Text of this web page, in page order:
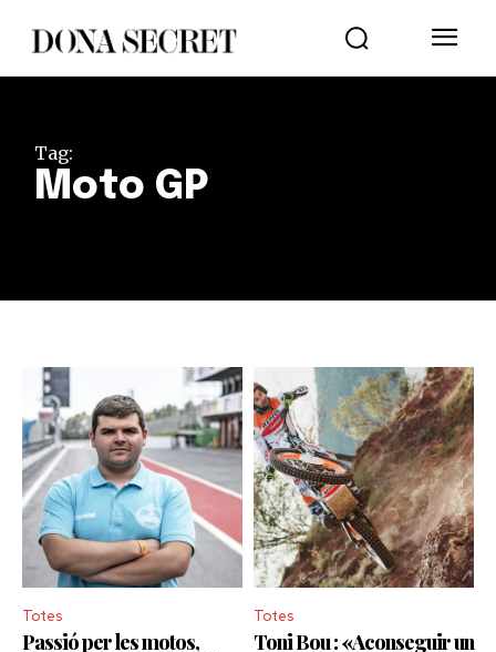
Tag:
Moto GP
Totes
Passió per les motos,
Totes
Toni Bou : «Aconseguir un